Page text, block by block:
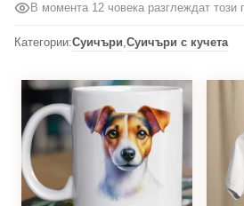
В момента 12 човека разглеждат този
Категории:Суичъри,Суичъри с кучета